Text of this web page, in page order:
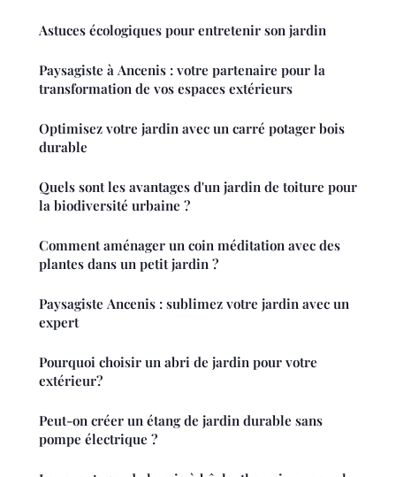
Astuces écologiques pour entretenir son jardin
Paysagiste à Ancenis : votre partenaire pour la
transformation de vos espaces extérieurs
Optimisez votre jardin avec un carré potager bois
durable
Quels sont les avantages d'un jardin de toiture pour
la biodiversité urbaine ?
Comment aménager un coin méditation avec des
plantes dans un petit jardin ?
Paysagiste Ancenis : sublimez votre jardin avec un
expert
Pourquoi choisir un abri de jardin pour votre
extérieur?
Peut-on créer un étang de jardin durable sans
pompe électrique ?